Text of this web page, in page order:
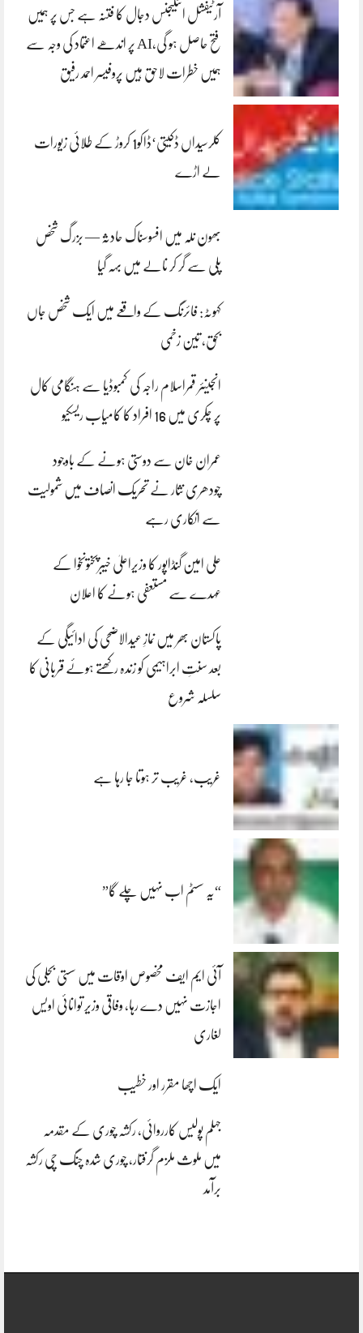
آرٹیفشل انٹلیجنس دجال کا فتنہ ہے جس پر ہمیں
فتح حاصل ہو گی،AI پر اندھے اعتماد کی وجہ سے
ہمیں خطرات لاحق ہیں پروفیسر احمد رفیق
کلرسیداں ڈکیتی‘ڈاکو1 کروڑ کے طلائی زیورات
لے اڑے
بھون نلہ میں افسوسناک حادثہ — بزرگ شخص
پلی سے گر کر نالے میں بہہ گیا
کہوٹہ: فائرنگ کے واقعے میں ایک شخص جاں
بحق، تین زخمی
انجینئر قمراسلام راجہ کی کمبوڈیا سے ہنگامی کال
پر چکری میں 16 افراد کا کامیاب ریسکیو
عمران خان سے دوستی ہونے کے باوجود
چودھری نثار نے تحریک انصاف میں شمولیت
سے انکاری رہے
علی امین گنڈاپور کا وزیراعلیٰ خیبرپختونخوا کے
عہدے سے مستعفی ہونے کا اعلان
پاکستان بھر میں نمازِ عیدالاضحی کی ادائیگی کے
بعد سنتِ ابراہیمی کو زندہ رکھتے ہوئے قربانی کا
سلسلہ شروع
غریب، غریب تر ہوتا جا رہا ہے
“یہ سسٹم اب نہیں چلے گا”
آئی ایم ایف مخصوص اوقات میں سستی بجلی کی
اجازت نہیں دے رہا، وفاقی وزیر توانائی اویس
لغاری
ایک اچھا مقرر اور خطیب
جہلم پولیس کارروائی، رکشہ چوری کے مقدمہ
میں ملوث ملزم گرفتار، چوری شدہ چنگ چی رکشہ
برآمد